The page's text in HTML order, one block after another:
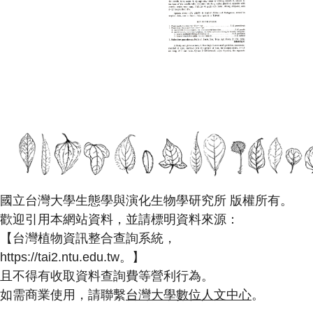
國立台灣大學生態學與演化生物學研究所 版權所有。
歡迎引用本網站資料，並請標明資料來源：
【台灣植物資訊整合查詢系統，
https://tai2.ntu.edu.tw。】
且不得有收取資料查詢費等營利行為。
如需商業使用，請聯繫台灣大學數位人文中心。